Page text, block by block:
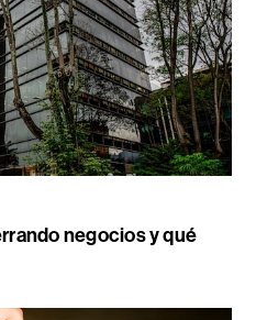
negocios y qué